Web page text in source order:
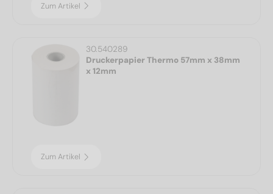
Zum Artikel
30.540289
Druckerpapier Thermo 57mm x 38mm
x 12mm
Zum Artikel